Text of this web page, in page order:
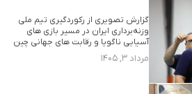
گزارش تصویری از رکوردگیری تیم ملی
وزنه‌برداری ایران در مسیر بازی های
آسیایی ناگویا و رقابت های جهانی چین
مرداد ۳, ۱۴۰۵